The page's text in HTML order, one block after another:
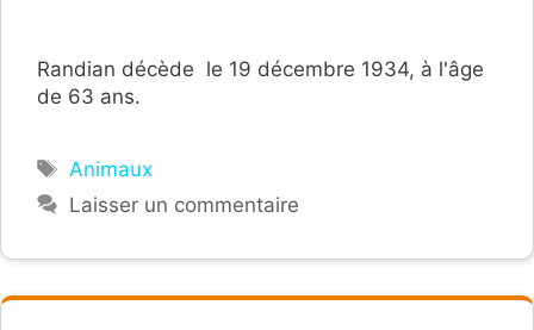
Randian décède le 19 décembre 1934, à l'âge
de 63 ans.
Étiquettes
Animaux
Laisser un commentaire